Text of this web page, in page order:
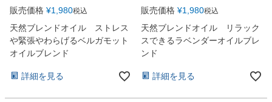
販売価格 ¥1,980税込
天然ブレンドオイル ストレス
や緊張やわらげるベルガモット
オイルブレンド
詳細を見る
販売価格 ¥1,980税込
天然ブレンドオイル リラック
スできるラベンダーオイルブレ
ンド
詳細を見る